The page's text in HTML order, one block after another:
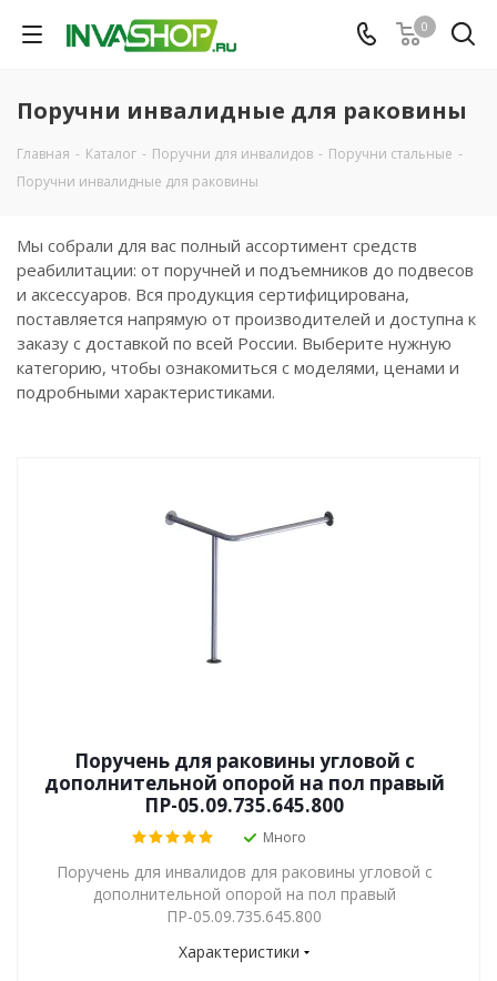
0
Поручни инвалидные для раковины
Главная - Каталог - Поручни для инвалидов - Поручни стальные -
Поручни инвалидные для раковины
Мы собрали для вас полный ассортимент средств
реабилитации: от поручней и подъемников до подвесов
и аксессуаров. Вся продукция сертифицирована,
поставляется напрямую от производителей и доступна к
заказу с доставкой по всей России. Выберите нужную
категорию, чтобы ознакомиться с моделями, ценами и
подробными характеристиками.
Поручень для раковины угловой с
дополнительной опорой на пол правый
ПР-05.09.735.645.800
Много
Поручень для инвалидов для раковины угловой с
дополнительной опорой на пол правый
ПР-05.09.735.645.800
Характеристики